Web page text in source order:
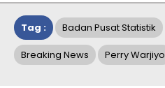
Tag : Badan Pusat Statistik
Breaking News Perry Warjiyo